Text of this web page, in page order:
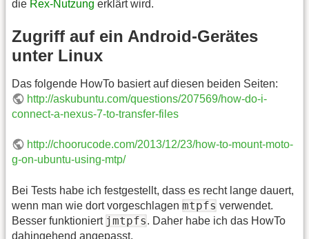
die Rex-Nutzung erklärt wird.
Zugriff auf ein Android-Gerätes
unter Linux
Das folgende HowTo basiert auf diesen beiden Seiten:
http://askubuntu.com/questions/207569/how-do-i-
connect-a-nexus-7-to-transfer-files
http://choorucode.com/2013/12/23/how-to-mount-moto-
g-on-ubuntu-using-mtp/
Bei Tests habe ich festgestellt, dass es recht lange dauert,
wenn man wie dort vorgeschlagen mtpfs verwendet.
Besser funktioniert jmtpfs. Daher habe ich das HowTo
dahingehend angepasst.